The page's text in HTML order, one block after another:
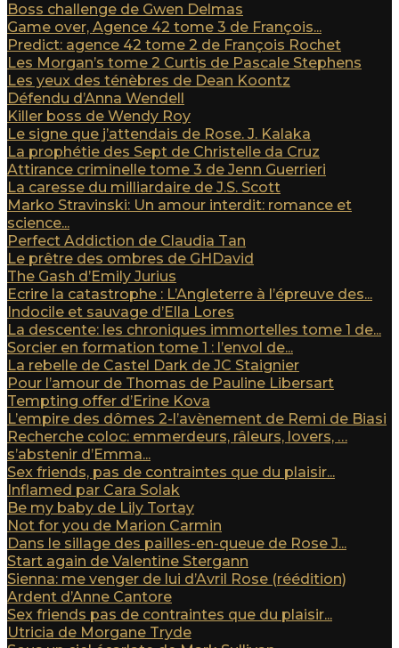
Boss challenge de Gwen Delmas
Game over, Agence 42 tome 3 de François...
Predict: agence 42 tome 2 de François Rochet
Les Morgan’s tome 2 Curtis de Pascale Stephens
Les yeux des ténèbres de Dean Koontz
Défendu d’Anna Wendell
Killer boss de Wendy Roy
Le signe que j’attendais de Rose. J. Kalaka
La prophétie des Sept de Christelle da Cruz
Attirance criminelle tome 3 de Jenn Guerrieri
La caresse du milliardaire de J.S. Scott
Marko Stravinski: Un amour interdit: romance et
science...
Perfect Addiction de Claudia Tan
Le prêtre des ombres de GHDavid
The Gash d’Emily Jurius
Ecrire la catastrophe : L’Angleterre à l’épreuve des...
Indocile et sauvage d’Ella Lores
La descente: les chroniques immortelles tome 1 de...
Sorcier en formation tome 1 : l’envol de...
La rebelle de Castel Dark de JC Staignier
Pour l’amour de Thomas de Pauline Libersart
Tempting offer d’Erine Kova
L’empire des dômes 2-l’avènement de Remi de Biasi
Recherche coloc: emmerdeurs, râleurs, lovers, …
s’abstenir d’Emma...
Sex friends, pas de contraintes que du plaisir...
Inflamed par Cara Solak
Be my baby de Lily Tortay
Not for you de Marion Carmin
Dans le sillage des pailles-en-queue de Rose J...
Start again de Valentine Stergann
Sienna: me venger de lui d’Avril Rose (réédition)
Ardent d’Anne Cantore
Sex friends pas de contraintes que du plaisir...
Utricia de Morgane Tryde